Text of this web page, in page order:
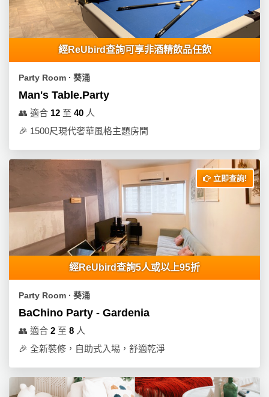
經ReUbird查詢可享非酒精飲品任飲
Party Room ∙ 葵涌
Man's Table.Party
👥 適合 12 至 40 人
🎉 1500尺現代奢華風格主題房間
立即查詢!
經ReUbird查詢5人或以上95折
Party Room ∙ 葵涌
BaChino Party - Gardenia
👥 適合 2 至 8 人
🎉 全新裝修，自助式入埸，舒適乾淨